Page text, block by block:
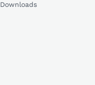
Downloads